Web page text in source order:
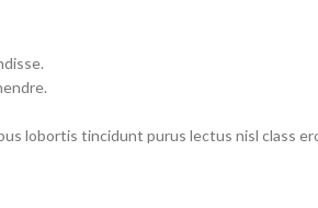
lobortis tincidunt purus lectus nisl class